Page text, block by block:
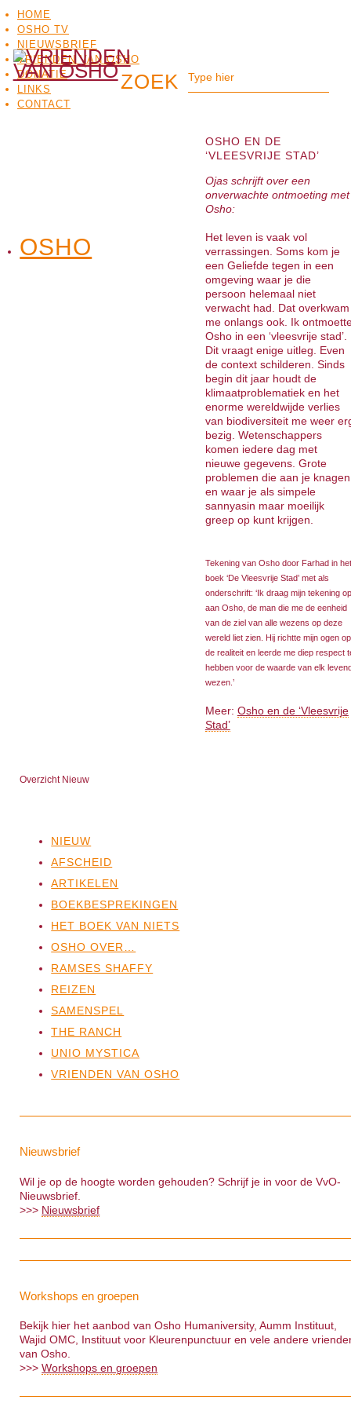
HOME
OSHO TV
NIEUWSBRIEF
VRIENDEN VAN OSHO
DONATIE
LINKS
CONTACT
OSHOOSHO MEDITATIE
OSHO EN DE
‘VLEESVRIJE STAD’
Ojas schrijft over een
onverwachte ontmoeting met
Osho:
Het leven is vaak vol
verrassingen. Soms kom je
een Geliefde tegen in een
omgeving waar je die
persoon helemaal niet
verwacht had. Dat overkwam
me onlangs ook. Ik
Osho in een ‘vleesvrije
Dit vraagt enige uitleg. Even
de context schilderen. Sinds
begin dit jaar houdt de
klimaatproblematiek en het
enorme wereldwijde verlies
van biodiversiteit me weer
bezig. Wetenschappers
komen iedere dag met
nieuwe gegevens. Grote
problemen die aan je knagen
en waar je als simpele
sannyasin maar moeilijk
greep op kunt krijgen.
Tekening van Osho door Farhad in het
boek ‘De Vleesvrije Stad’ met als
onderschrift: ‘Ik draag mijn tekening op
aan Osho, de man die me de eenheid
van de ziel van alle wezens op deze
wereld liet zien. Hij richtte mijn ogen op
de realiteit en leerde me diep respect
hebben voor de waarde van elk
wezen.’
Meer: Osho en de ‘Vleesvrije
Stad’
Overzicht Nieuw
NIEUW
AFSCHEID
ARTIKELEN
BOEKBESPREKINGEN
HET BOEK VAN NIETS
OSHO OVER…
RAMSES SHAFFY
REIZEN
SAMENSPEL
THE RANCH
UNIO MYSTICA
VRIENDEN VAN OSHO
Nieuwsbrief
Wil je op de hoogte worden gehouden? Schrijf je in voor de VvO-
Nieuwsbrief.
>>> Nieuwsbrief
Workshops en groepen
Bekijk hier het aanbod van Osho Humaniversity, Aumm Instituut,
Wajid OMC, Instituut voor Kleurenpunctuur en vele andere
van Osho.
>>>Workshops en groepen